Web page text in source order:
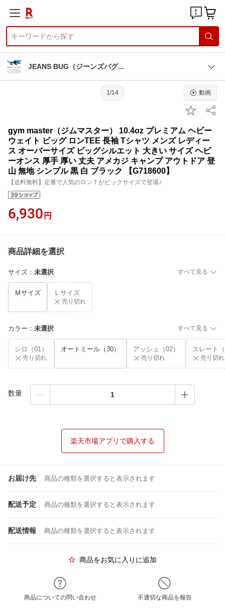
JEANS BUG（ジーンズバグ
1/14 動画
gym master（ジムマスター） 10.4oz プレミアム ヘビー
ウェイト ビッグ ロンTEE 長袖 Tシャツ メンズ レディー
ス オーバーサイズ ビッグシルエット 大きい サイズ ヘビ
ーオンス 厚手 厚い 丈夫 アメカジ キャンプ アウトドア 登
山 無地 シンプル 黒 白 ブラック 【G718600】
【送料無料】定番で人気のロンＴがビックサイズで登場♪
6,930 円
商品詳細を選択
サイズ ： 未選択 すべて見る
Ｍサイズ Ｌサイズ
売り切れ
カラー ： 未選択 すべて見る
シロ（01）
売り切れ
オートミール（30） アッシュ（02）
売り切れ
スレート
売り切れ
数量
楽天市場アプリで購入する
お届け先 商品の種類を選択すると表示されます
配送予定 商品の種類を選択すると表示されます
配送情報 商品の種類を選択すると表示されます
商品をお気に入りに追加
商品についての問い合わせ 不適切な商品を報告